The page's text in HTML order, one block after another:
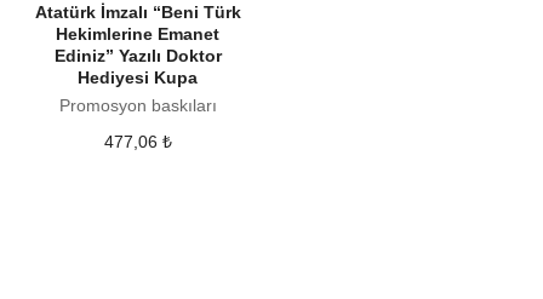
Atatürk İmzalı “Beni Türk
Hekimlerine Emanet
Ediniz” Yazılı Doktor
Hediyesi Kupa
Promosyon baskıları
477,06 ₺